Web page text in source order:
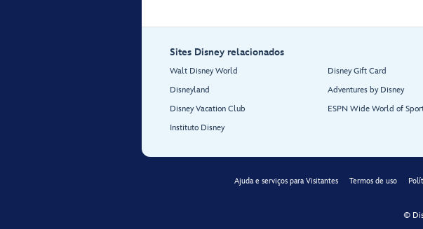
Sites Disney relacionados
Walt Disney World
Disneyland
Disney Vacation Club
Instituto Disney
Disney Gift Card
Adventures by Disney
ESPN Wide World of
Ajuda e serviços para Visitantes Termos de uso
©